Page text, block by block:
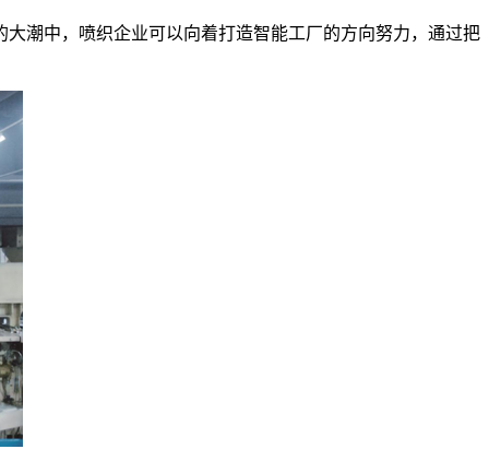
潮中，喷织企业可以向着打造智能工厂的方向努力，通过把